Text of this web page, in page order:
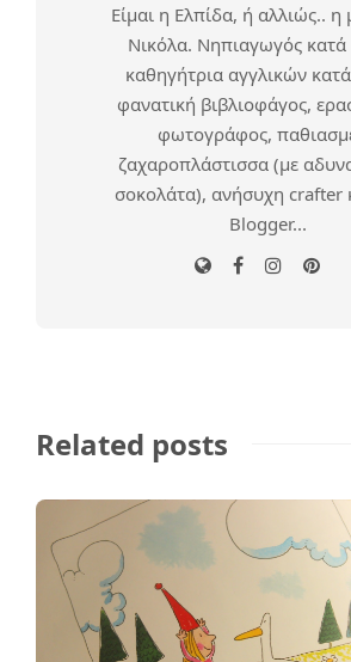
Είμαι η Ελπίδα, ή αλλιώς..
Νικόλα. Νηπιαγωγός
καθηγήτρια αγγλικών
φανατική βιβλιοφάγος,
φωτογράφος,
ζαχαροπλάστισσα (με
σοκολάτα), ανήσυχη crafter
Blogger...
Related posts